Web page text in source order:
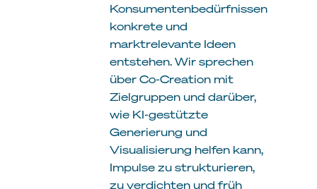
Konsumentenbedürfnissen
konkrete und
marktrelevante Ideen
entstehen. Wir sprechen
über Co-Creation mit
Zielgruppen und darüber,
wie KI-gestützte
Generierung und
Visualisierung helfen kann,
Impulse zu strukturieren,
zu verdichten und früh